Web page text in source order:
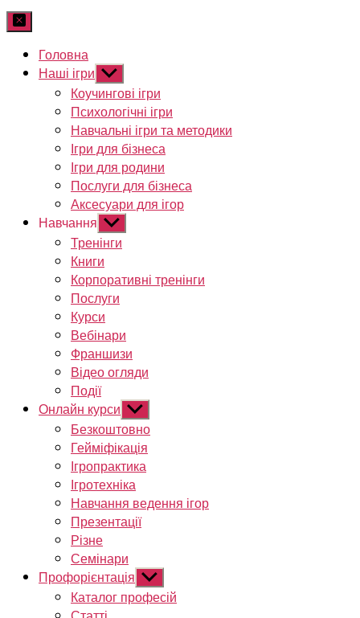
Головна
Наші ігри Показати
підменю
Коучингові ігри
Психологічні ігри
Навчальні ігри та методики
Ігри для бізнеса
Ігри для родини
Послуги для бізнеса
Аксесуари для ігор
Навчання Показати
підменю
Тренінги
Книги
Корпоративні тренінги
Послуги
Курси
Вебінари
Франшизи
Відео огляди
Події
Онлайн курси Показати
підменю
Безкоштовно
Гейміфікація
Ігропрактика
Ігротехніка
Навчання ведення ігор
Презентації
Різне
Семінари
Профорієнтація Показати
підменю
Каталог професій